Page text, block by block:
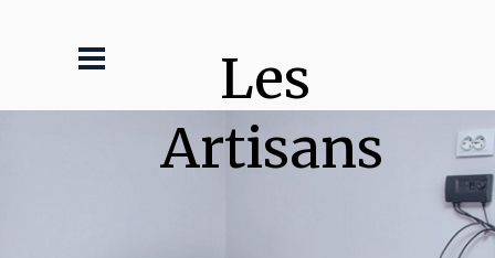
Les
Artisans